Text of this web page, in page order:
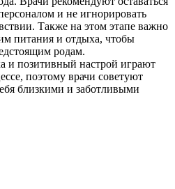
и не игнорировать
Также на этом этапе важно
питания и отдыха, чтобы
родам.
и позитивный настрой играют
поэтому врачи советуют
близкими и заботливыми